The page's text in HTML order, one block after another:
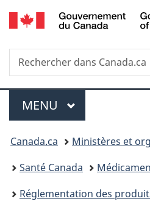
à
Au
à
Recherche
Rechercher
dans
Menu
MENU PRINCIPAL
Vous
êtes
ici :
Canada.ca
Ministères et
Santé Canada
Réglementation des produits de santé naturels et des